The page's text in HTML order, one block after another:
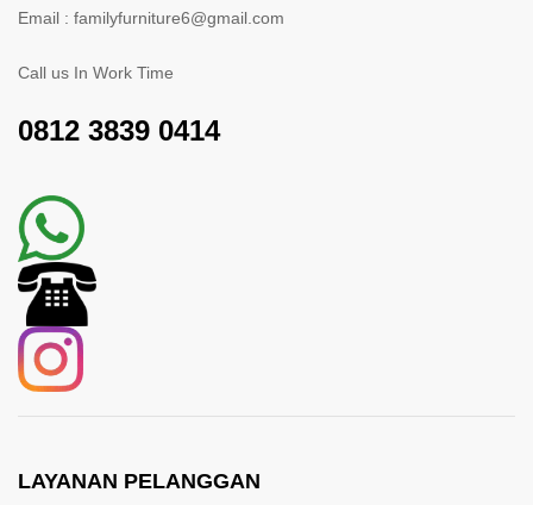
Email : familyfurniture6@gmail.com
Call us In Work Time
0812 3839 0414
LAYANAN PELANGGAN